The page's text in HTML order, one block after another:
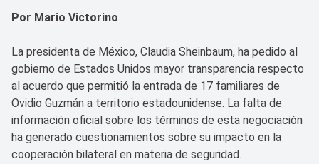
Por Mario Victorino
La presidenta de México, Claudia Sheinbaum, ha pedido al
gobierno de Estados Unidos mayor transparencia respecto
al acuerdo que permitió la entrada de 17 familiares de
Ovidio Guzmán a territorio estadounidense. La falta de
información oficial sobre los términos de esta negociación
ha generado cuestionamientos sobre su impacto en la
cooperación bilateral en materia de seguridad.